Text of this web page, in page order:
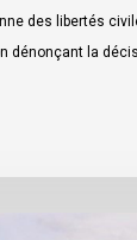
des libertés
dénonçant la